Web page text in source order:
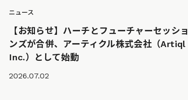
ニュース
【お知らせ】ハーチとフューチャーセッショ
ンズが合併、アーティクル株式会社（Artiql
Inc.）として始動
2026.07.02